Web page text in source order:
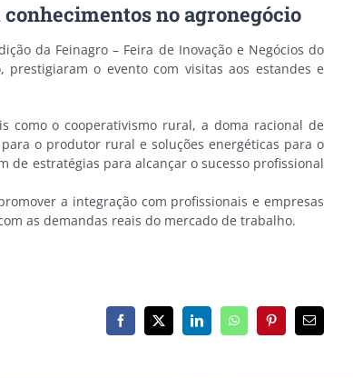
no agronegócio
da Feinagro – Feira de Inovação e Negócios do
prestigiaram o evento com visitas aos estandes e
como o cooperativismo rural, a doma racional de
o produtor rural e soluções energéticas para o
de estratégias para alcançar o sucesso profissional
a integração com profissionais e empresas
as demandas reais do mercado de trabalho.
Facebook
X LinkedInWhatsAppPinterest
E-
mail